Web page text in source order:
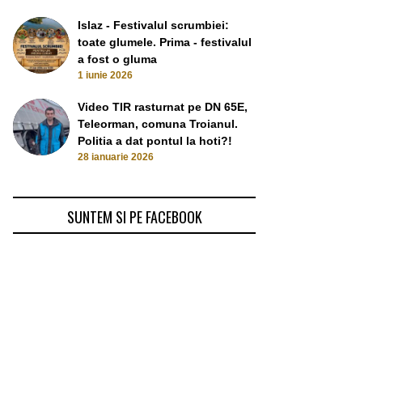
Islaz - Festivalul scrumbiei:
toate glumele. Prima - festivalul
a fost o gluma
1 iunie 2026
Video TIR rasturnat pe DN 65E,
Teleorman, comuna Troianul.
Politia a dat pontul la hoti?!
28 ianuarie 2026
SUNTEM SI PE FACEBOOK